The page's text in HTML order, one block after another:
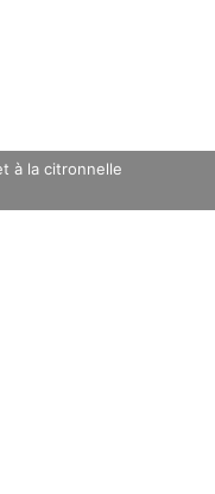
à la citronnelle